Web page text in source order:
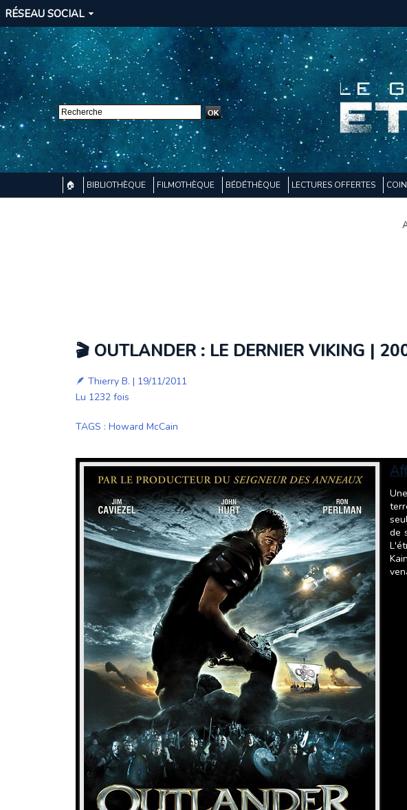
RÉSEAU SOCIAL
🏠 BIBLIOTHÈQUE FILMOTHÈQUE BÉDÉTHÈQUE LECTURES OFFERTES
🎬 OUTLANDER : LE DERNIER VIKING |
🪶 Thierry B. | 19/11/2011
Lu 1232 fois
TAGS : Howard McCain
de